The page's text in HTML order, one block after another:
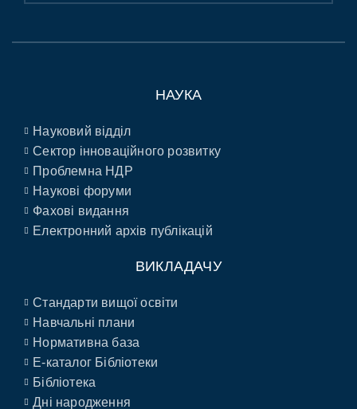
НАУКА
Науковий відділ
Сектор інноваційного розвитку
Проблемна НДР
Наукові форуми
Фахові видання
Електронний архів публікацій
ВИКЛАДАЧУ
Стандарти вищої освіти
Навчальні плани
Нормативна база
E-каталог Бібліотеки
Бібліотека
Дні народження